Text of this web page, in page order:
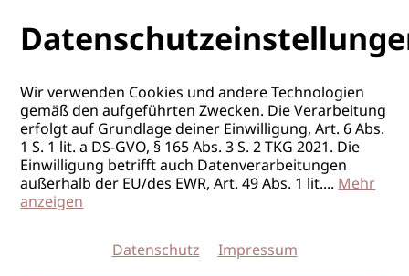
Wir verwenden Cookies und andere Technologien
gemäß den aufgeführten Zwecken. Die Verarbeitung
erfolgt auf Grundlage deiner Einwilligung, Art. 6 Abs.
1 S. 1 lit. a DS-GVO, § 165 Abs. 3 S. 2 TKG 2021. Die
Einwilligung betrifft auch Datenverarbeitungen
außerhalb der EU/des EWR, Art. 49 Abs. 1 lit....Mehr
anzeigen
Datenschutz Impressum